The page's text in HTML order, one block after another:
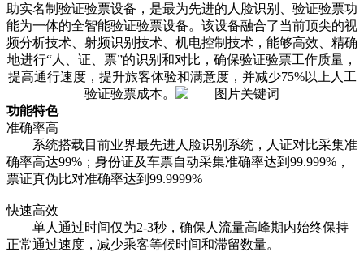
助实名制验证验票设备，是最为先进的人脸识别、验证验票功
能为一体的全智能验证验票设备。该设备融合了当前顶尖的视
频分析技术、射频识别技术、机电控制技术，能够高效、精确
地进行“人、证、票”的识别和对比，确保验证验票工作质量，
提高通行速度，提升旅客体验和满意度，并减少75%以上人工
验证验票成本。
功能特色
准确率高
系统搭载目前业界最先进人脸识别系统，人证对比采集准
确率高达99%；身份证及车票自动采集准确率达到99.999%，
票证真伪比对准确率达到99.9999%
快速高效
单人通过时间仅为2-3秒，确保人流量高峰期内始终保持
正常通过速度，减少乘客等候时间和滞留数量。